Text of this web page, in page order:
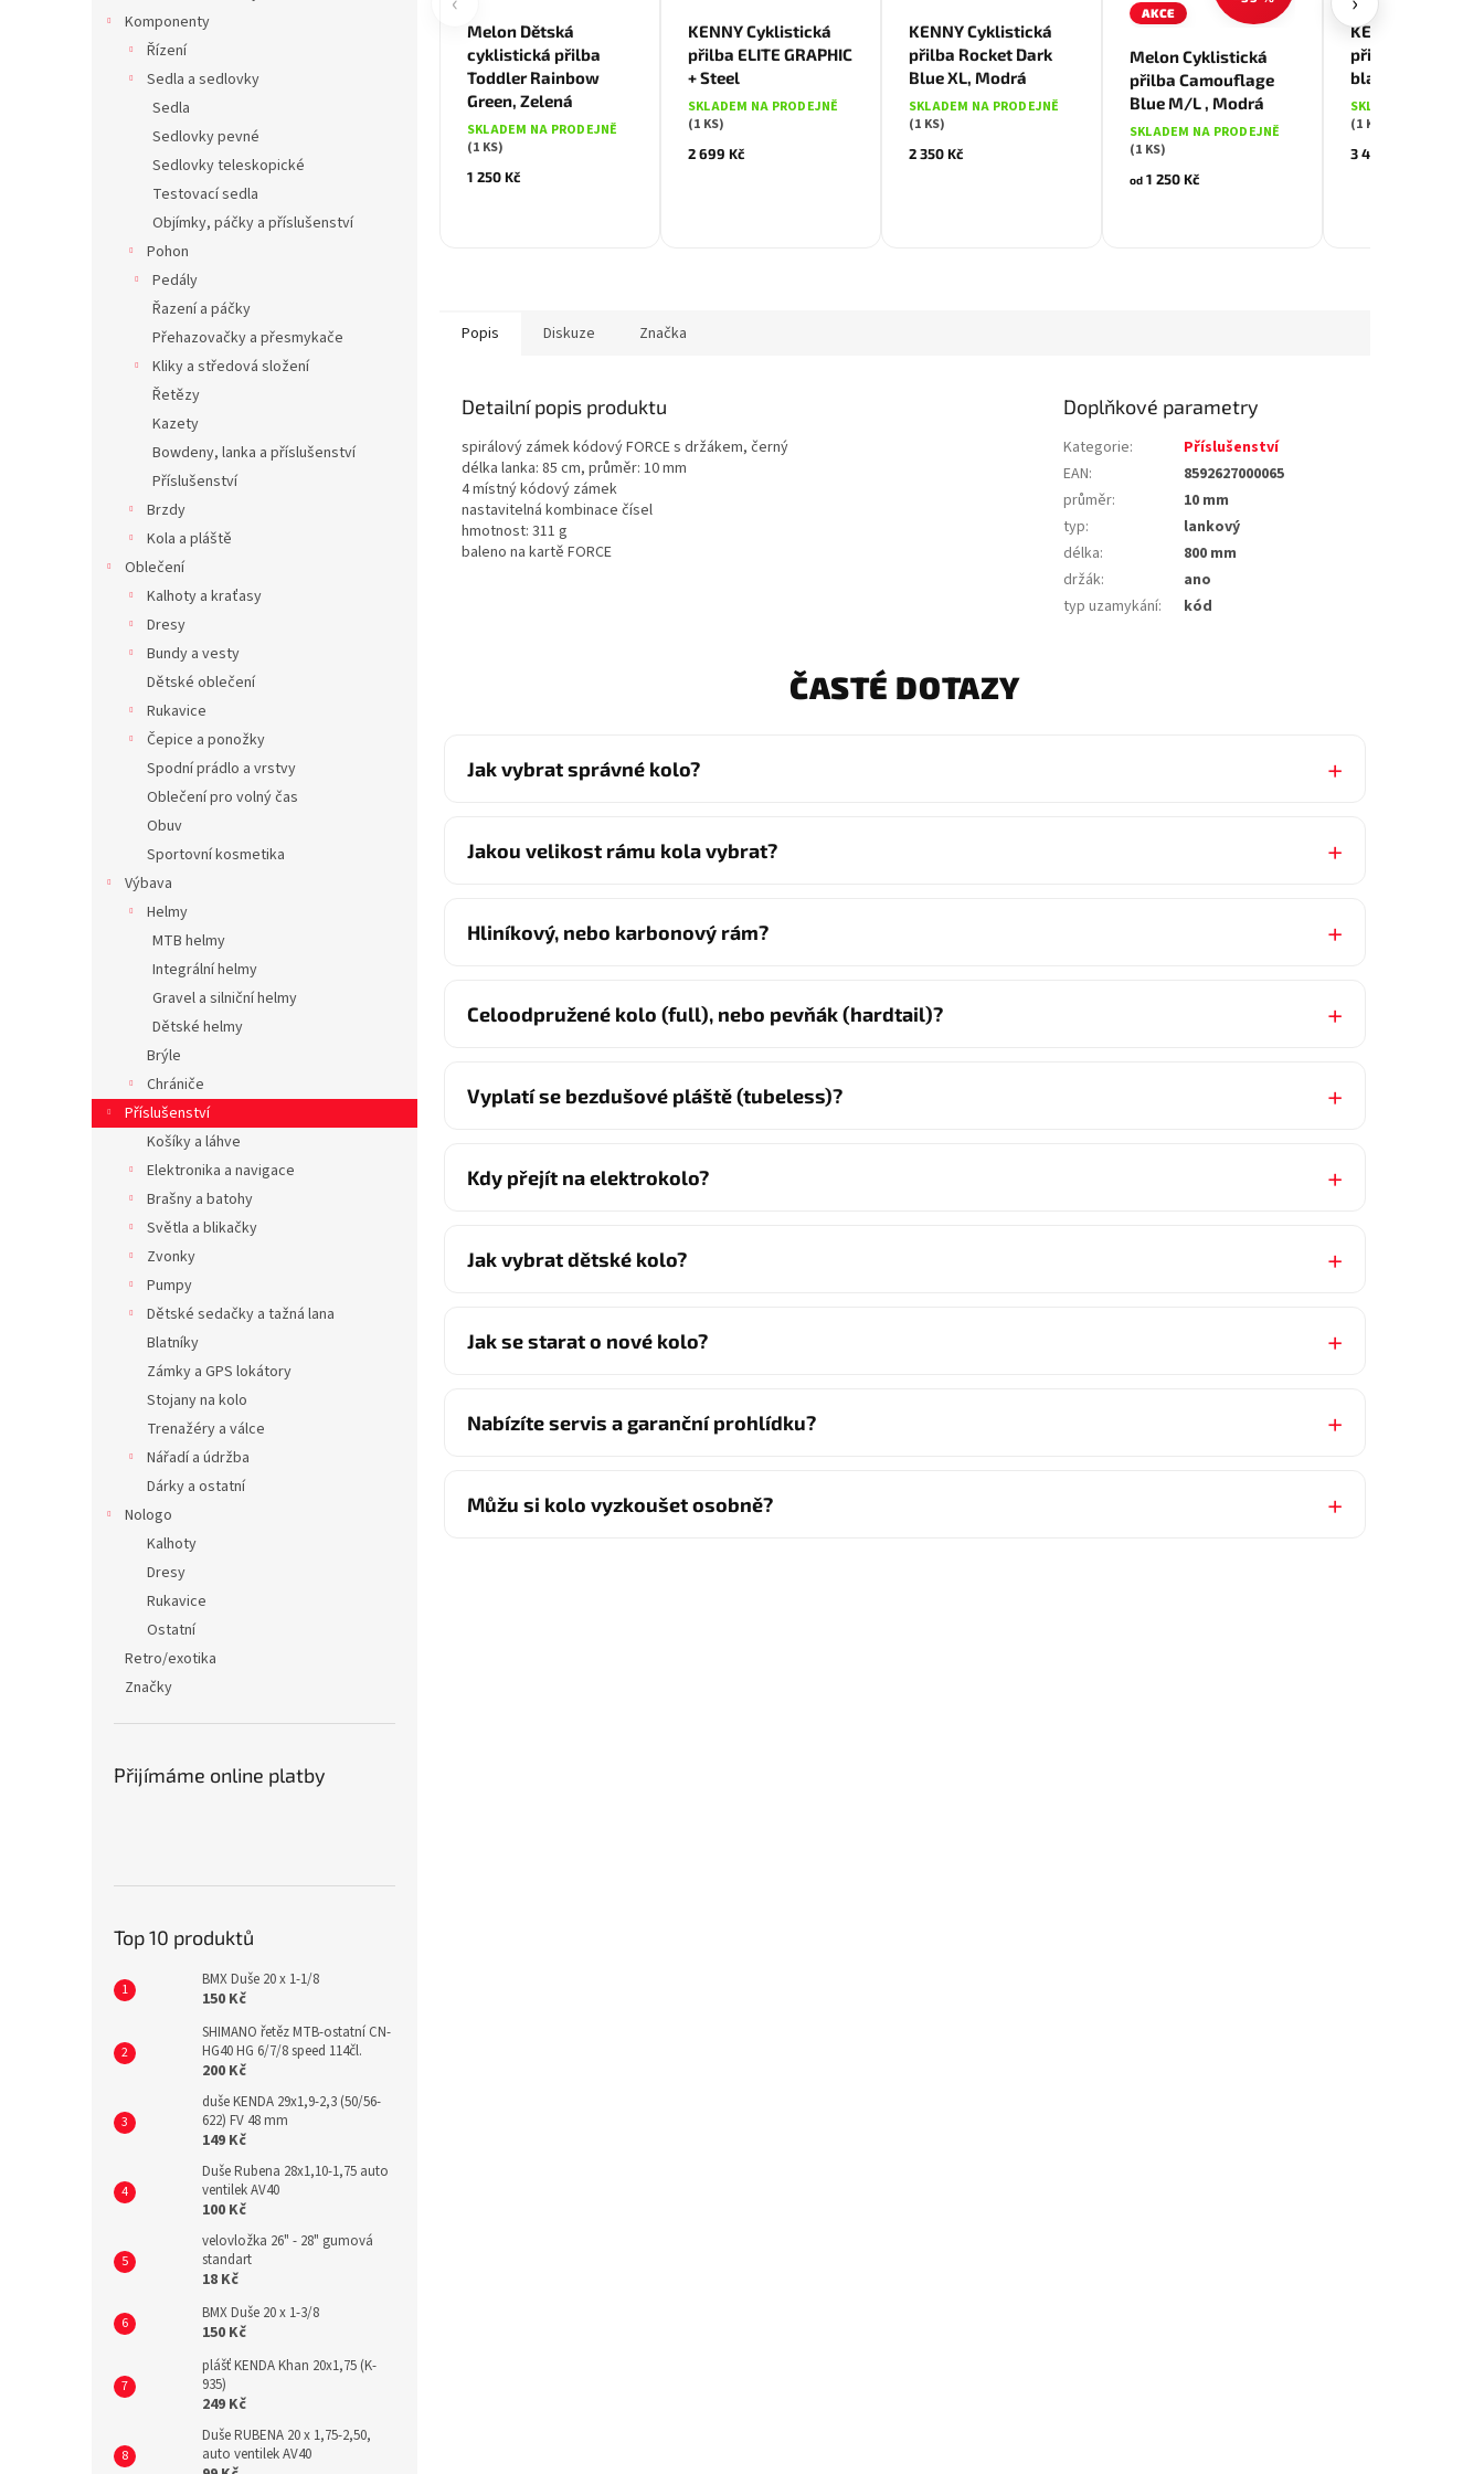
Komponenty
Řízení
Sedla a sedlovky
Sedla
Sedlovky pevné
Sedlovky teleskopické
Testovací sedla
Objímky, páčky a příslušenství
Pohon
Pedály
Řazení a páčky
Přehazovačky a přesmykače
Kliky a středová složení
Řetězy
Kazety
Bowdeny, lanka a příslušenství
Příslušenství
Brzdy
Kola a pláště
Oblečení
Kalhoty a kraťasy
Dresy
Bundy a vesty
Dětské oblečení
Rukavice
Čepice a ponožky
Spodní prádlo a vrstvy
Oblečení pro volný čas
Obuv
Sportovní kosmetika
Výbava
Helmy
MTB helmy
Integrální helmy
Gravel a silniční helmy
Dětské helmy
Brýle
Chrániče
Příslušenství
Košíky a láhve
Elektronika a navigace
Brašny a batohy
Světla a blikačky
Zvonky
Pumpy
Dětské sedačky a tažná lana
Blatníky
Zámky a GPS lokátory
Stojany na kolo
Trenažéry a válce
Nářadí a údržba
Dárky a ostatní
Nologo
Kalhoty
Dresy
Rukavice
Ostatní
Retro/exotika
Značky
Přijímáme online platby
Top 10 produktů
BMX Duše 20 x 1-1/8
150 Kč
SHIMANO řetěz MTB-ostatní CN-
HG40 HG 6/7/8 speed 114čl.
200 Kč
duše KENDA 29x1,9-2,3 (50/56-
622) FV 48 mm
149 Kč
Duše Rubena 28x1,10-1,75 auto
ventilek AV40
100 Kč
velovložka 26" - 28" gumová
standart
18 Kč
BMX Duše 20 x 1-3/8
150 Kč
plášť KENDA Khan 20x1,75 (K-
935)
249 Kč
Duše RUBENA 20 x 1,75-2,50,
auto ventilek AV40
Melon Dětská
cyklistická přilba
Toddler Rainbow
Green, Zelená
SKLADEM NA PRODEJNĚ
(1 KS)
1 250 Kč
Zelená
KENNY Cyklistická
přilba ELITE GRAPHIC
+ Steel
SKLADEM NA PRODEJNĚ
(1 KS)
2 699 Kč
KENNY Cyklistická
přilba Rocket Dark
Blue XL, Modrá
SKLADEM NA PRODEJNĚ
(1 KS)
2 350 Kč
AKCE
Melon Cyklistická
přilba Camouflage
Blue M/L , Modrá
SKLADEM NA PRODEJNĚ
(1 KS)
od 1 250 Kč
Modrá
KENNY
přilba DECADE
black mat
SKLADEM NA
(1 KS)
3 499 Kč
Popis Diskuze Značka
Detailní popis produktu
spirálový zámek kódový FORCE s držákem, černý
délka lanka: 85 cm, průměr: 10 mm
4 místný kódový zámek
nastavitelná kombinace čísel
hmotnost: 311 g
baleno na kartě FORCE
Doplňkové parametry
Kategorie:
Příslušenství
EAN:
8592627000065
průměr:
10 mm
typ:
lankový
délka:
800 mm
držák:
ano
typ uzamykání: kód
ČASTÉ DOTAZY
Jak vybrat správné kolo?
Jakou velikost rámu kola vybrat?
Hliníkový, nebo karbonový rám?
Celoodpružené kolo (full), nebo pevňák (hardtail)?
Vyplatí se bezdušové pláště (tubeless)?
Kdy přejít na elektrokolo?
Jak vybrat dětské kolo?
Jak se starat o nové kolo?
Nabízíte servis a garanční prohlídku?
Můžu si kolo vyzkoušet osobně?